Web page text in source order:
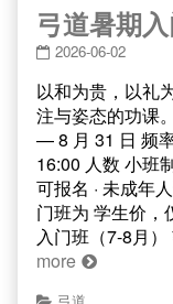
弓道暑期
2026-06-02
以和为贵，以礼
注与姿态的功课
— 8 月 31 日 频
16:00 人数 小班
可报名 · 未成年
门班为 学生价，
入门班（7-8月
more